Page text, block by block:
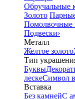
Обручальные
Золото
Помолвочные
Подвески›
Металл
Желтое золото
Тип
Буквы
лескеСимвол
Вставка
Без камнейС